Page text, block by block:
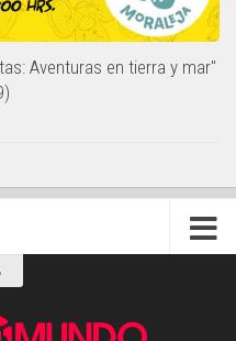
Aventuras en tierra y mar"